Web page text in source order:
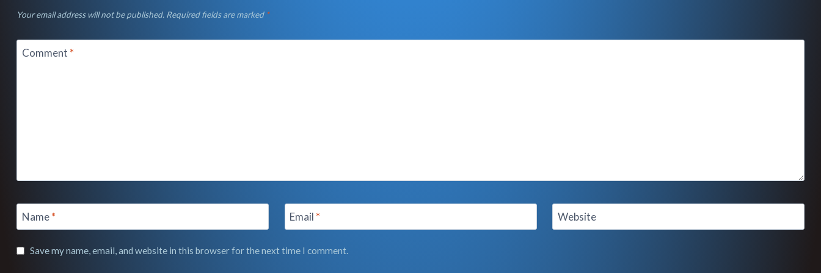
Your email address will not be published. Required fields are marked *
Comment *
Name* Email * Website
Save my name, email, and website in this browser for the next time I comment.